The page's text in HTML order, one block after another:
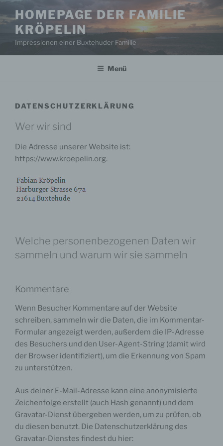
Inhalt
springen
HOMEPAGE DER FAMILIE
KRÖPELIN
Impressionen einer Buxtehuder Familie
Menü
DATENSCHUTZERKLÄRUNG
Wer wir sind
Die Adresse unserer Website ist:
https://www.kroepelin.org.
Welche personenbezogenen Daten wir
sammeln und warum wir sie sammeln
Kommentare
Wenn Besucher Kommentare auf der Website
schreiben, sammeln wir die Daten, die im Kommentar-
Formular angezeigt werden, außerdem die IP-Adresse
des Besuchers und den User-Agent-String (damit wird
der Browser identifiziert), um die Erkennung von Spam
zu unterstützen.
Aus deiner E-Mail-Adresse kann eine anonymisierte
Zeichenfolge erstellt (auch Hash genannt) und dem
Gravatar-Dienst übergeben werden, um zu prüfen, ob
du diesen benutzt. Die Datenschutzerklärung des
Gravatar-Dienstes findest du hier: